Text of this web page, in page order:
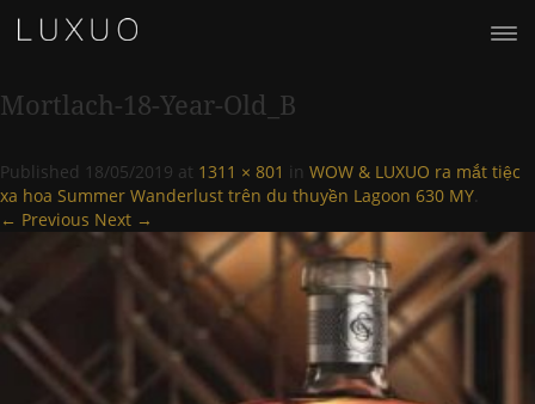
Mortlach-18-Year-Old_B
Published 18/05/2019 at 1311 × 801 in WOW & LUXUO ra mắt tiệc
xa hoa Summer Wanderlust trên du thuyền Lagoon 630 MY.
← Previous Next →